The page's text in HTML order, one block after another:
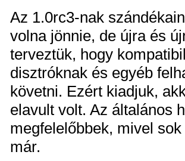
Az 1.0rc3-nak
volna jönnie, de újra és
terveztük, hogy
disztróknak és egyéb
követni. Ezért kiadjuk,
elavult volt. Az általános
megfelelőbbek, mivel
már.